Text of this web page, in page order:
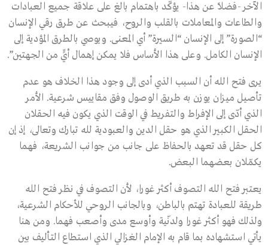
الآخر -فضلاً عن هذا- يؤكّد باهتمام بالغ على علاقة جميع العبادات
والطاعات والمعاملات بالقلب والروح، فيبحث عن طرق رقي الإنسان
“الصورة” إلى الإنسان “السيرة” أي المعنى. ويوصي بالطرق المؤدية إلى
الإنسان الكامل. وعلى هذا الأساس فلا يمكن إهمال أيٍّ من الجهتين”.
يرى فتح الله أن السبب الذي أدى إلى وجود هذا الخلاف هو عدم
تأصيل ميزان يوزن به طريق الوصول وفق مقاييس شرعية. الأمر
الذي أدّى إلى الإفراط والتفريط في الوقت الذي يكون فيه الحقلان
الحقل الكبير الذي هو حقل الدين والعبودية لله تبارك وتعالى، إذ إن
كل حقل قد تعهد بالحفاظ على جانب من جوانب الشريعة، فهما
يكمّلان بعضهما البعض.
يعتبر فتح الله التصوف أكثر غورا، لأن التصوف في نظر فتح الله
طريقة للعبادة تهتم بالباطن، وبالجانب الروحي للأحكام الشرعية،
ولذلك فهو أكثر غورا ولدنّية وأوسع مدى وأصعب فهما. ومن هنا
يأتي استشهاده بما قام به الإمام الغزالي الذي استطاع التأليف بين